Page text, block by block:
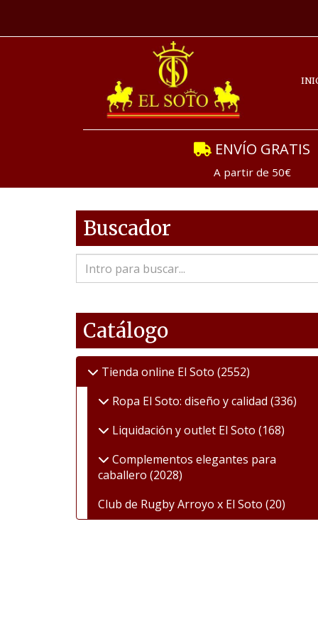
ENVÍO GRATIS
A partir de 50€
Buscador
Catálogo
Tienda online El Soto (2552)
Ropa El Soto: diseño y calidad (336)
Liquidación y outlet El Soto (168)
Complementos elegantes para
caballero (2028)
Club de Rugby Arroyo x El Soto (20)